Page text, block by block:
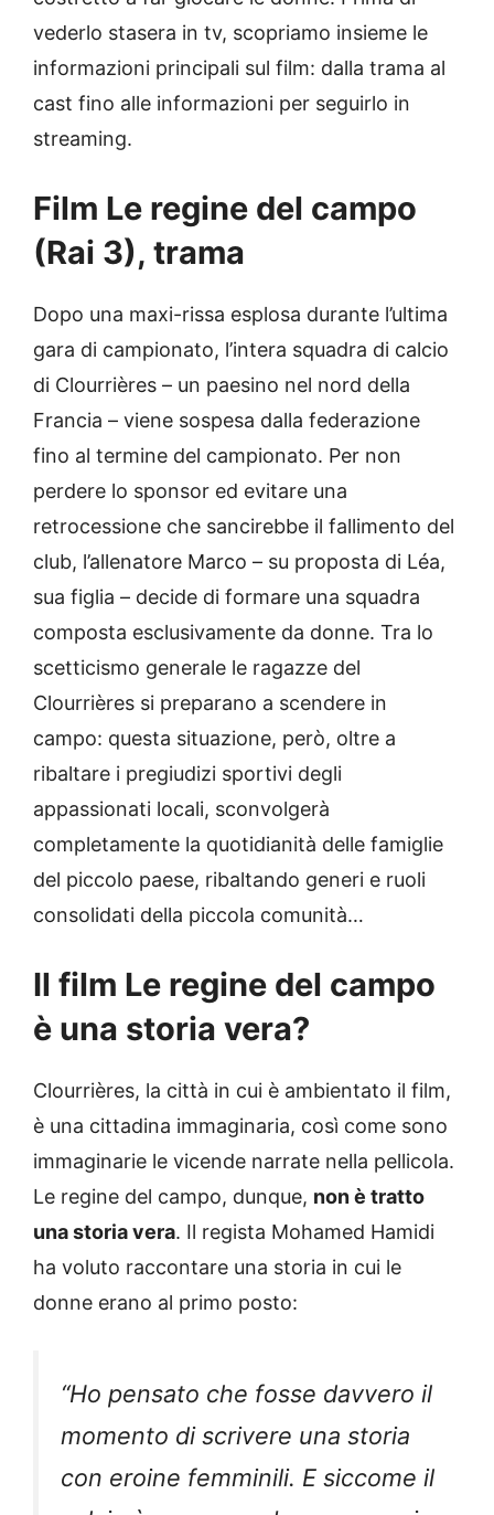
vederlo stasera in tv, scopriamo insieme le
informazioni principali sul film: dalla trama al
cast fino alle informazioni per seguirlo in
streaming.
Film Le regine del campo
(Rai 3), trama
Dopo una maxi-rissa esplosa durante l’ultima
gara di campionato, l’intera squadra di calcio
di Clourrières – un paesino nel nord della
Francia – viene sospesa dalla federazione
fino al termine del campionato. Per non
perdere lo sponsor ed evitare una
retrocessione che sancirebbe il fallimento del
club, l’allenatore Marco – su proposta di Léa,
sua figlia – decide di formare una squadra
composta esclusivamente da donne. Tra lo
scetticismo generale le ragazze del
Clourrières si preparano a scendere in
campo: questa situazione, però, oltre a
ribaltare i pregiudizi sportivi degli
appassionati locali, sconvolgerà
completamente la quotidianità delle famiglie
del piccolo paese, ribaltando generi e ruoli
consolidati della piccola comunità…
Il film Le regine del campo
è una storia vera?
Clourrières, la città in cui è ambientato il film,
è una cittadina immaginaria, così come sono
immaginarie le vicende narrate nella pellicola.
Le regine del campo, dunque, non è tratto
una storia vera. Il regista Mohamed Hamidi
ha voluto raccontare una storia in cui le
donne erano al primo posto:
“Ho pensato che fosse davvero il
momento di scrivere una storia
con eroine femminili. E siccome il